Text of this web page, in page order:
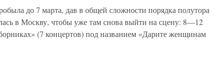
до 7 марта, дав в общей сложности порядка полутора
в Москву, чтобы уже там снова выйти на сцену: 8—12
(7 концертов) под названием «Дарите женщинам